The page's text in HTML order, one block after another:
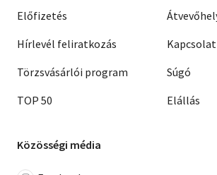
Előfizetés
Hírlevél feliratkozás
Törzsvásárlói program
TOP 50
Kapcsolat
Súgó
Elállás
Közösségi média